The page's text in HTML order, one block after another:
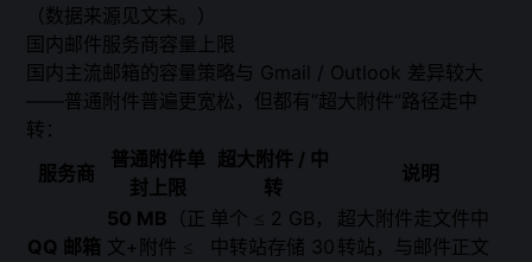
（数据来源见文末。）
国内邮件服务商容量上限
国内主流邮箱的容量策略与 Gmail / Outlook 差异较大
——普通附件普遍更宽松，但都有“超大附件”路径走中
转：
服务商
普通附件单
封上限
超大附件 / 中
转
说明
QQ 邮箱
50 MB （正
文+附件 ≤
单个 ≤ 2 GB，
中转站存储 30
超大附件走文件中
转站，与邮件正文